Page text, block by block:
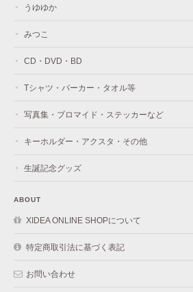
うゆゆか
みつこ
CD・DVD・BD
Tシャツ・パーカー・タオル等
写真集・ブロマイド・ステッカーなど
キーホルダー・アクスタ・その他
生誕記念グッズ
ABOUT
XIDEA ONLINE SHOPについて
特定商取引法に基づく表記
お問い合わせ